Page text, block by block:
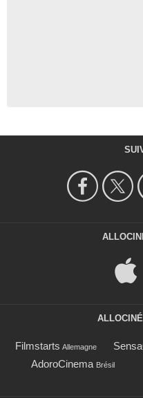
Filmstarts Allemagne
AdoroCinema Brésil